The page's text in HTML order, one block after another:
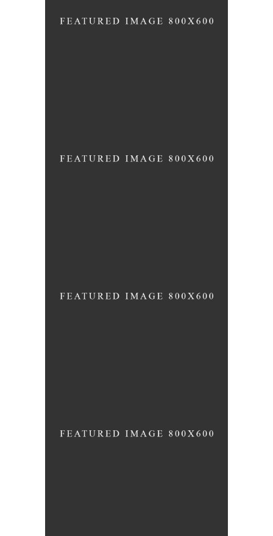
PURE GYM SPACE
START OFF STRONG
NEW YEARS ABS
CARDIO & STRENGHT